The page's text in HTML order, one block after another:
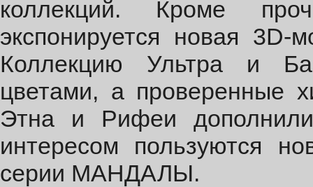
коллекций. Кроме
экспонируется новая 3D-
Коллекцию Ультра и
цветами, а проверенные
Этна и Рифеи
интересом пользуются
серии